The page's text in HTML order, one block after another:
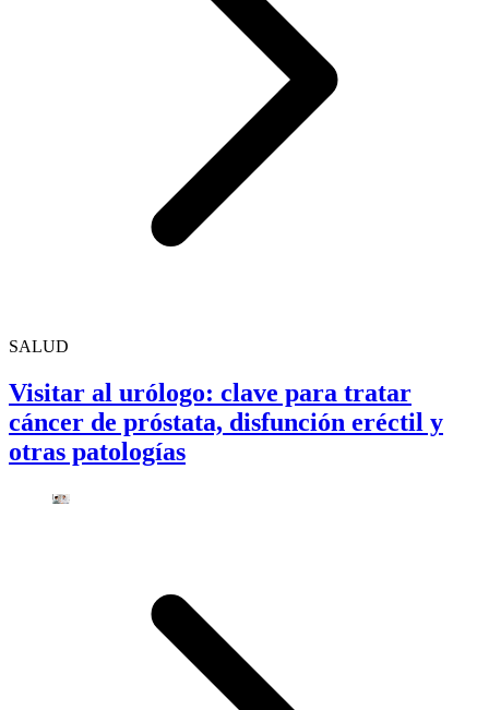
SALUD
Visitar al urólogo: clave para tratar
cáncer de próstata, disfunción eréctil y
otras patologías